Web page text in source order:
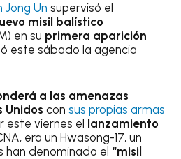
Jong Un supervisó el
misil balístico
en su primera aparición
este sábado la agencia
a las amenazas
Unidos consus propias armas
este viernes el lanzamiento
era un Hwasong-17, un
han denominado el “misil